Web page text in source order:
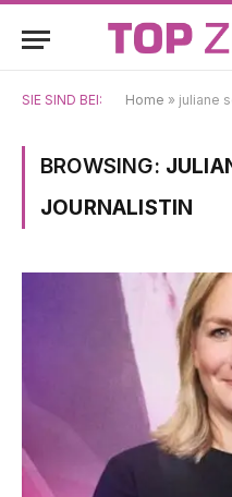
SIE SIND BEI: Home » juliane
BROWSING:
JOURNALISTIN